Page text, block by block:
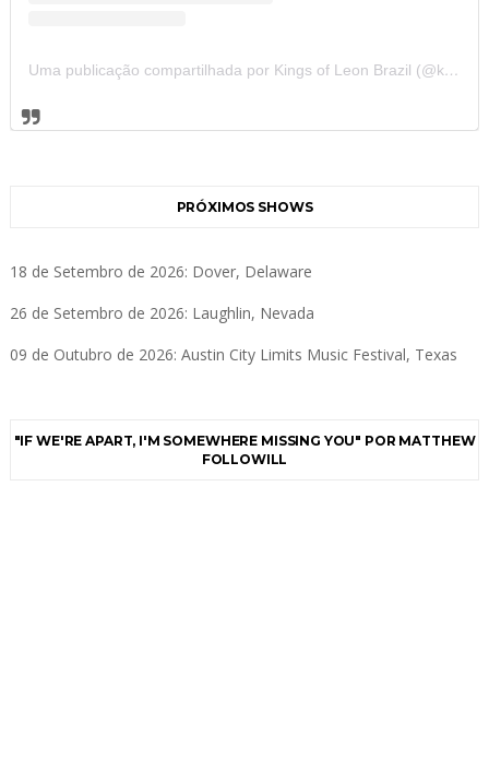
Uma publicação compartilhada por Kings of Leon Brazil (@kolbrazil)
PRÓXIMOS SHOWS
18 de Setembro de 2026: Dover, Delaware
26 de Setembro de 2026: Laughlin, Nevada
09 de Outubro de 2026: Austin City Limits Music Festival, Texas
"IF WE'RE APART, I'M SOMEWHERE MISSING YOU" POR MATTHEW
FOLLOWILL